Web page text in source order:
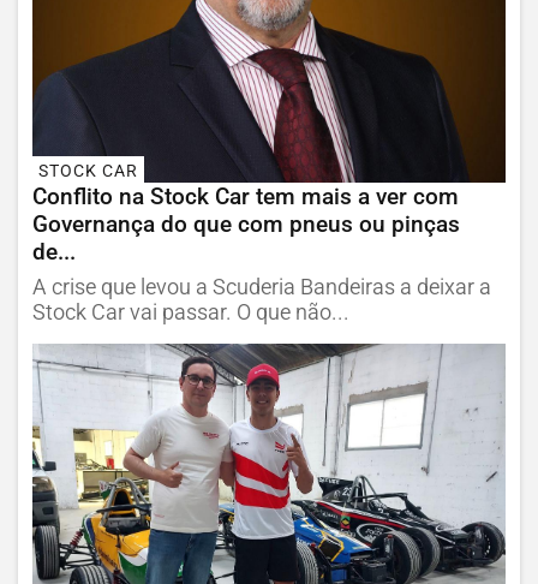
STOCK CAR
Conflito na Stock Car tem mais a ver com
Governança do que com pneus ou pinças
de...
A crise que levou a Scuderia Bandeiras a deixar a
Stock Car vai passar. O que não...